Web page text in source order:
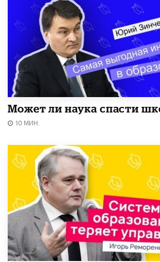
Может ли наука спасти
10 МИН.